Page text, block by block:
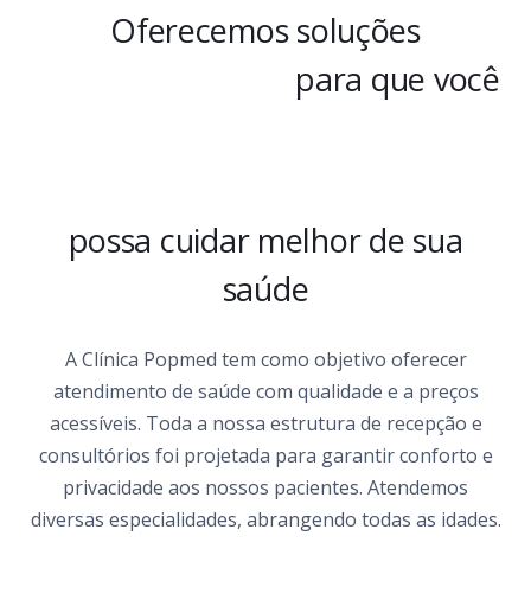
Oferecemos soluções
para que você
possa cuidar melhor de sua
saúde
A Clínica Popmed tem como objetivo oferecer
atendimento de saúde com qualidade e a preços
acessíveis. Toda a nossa estrutura de recepção e
consultórios foi projetada para garantir conforto e
privacidade aos nossos pacientes. Atendemos
diversas especialidades, abrangendo todas as idades.